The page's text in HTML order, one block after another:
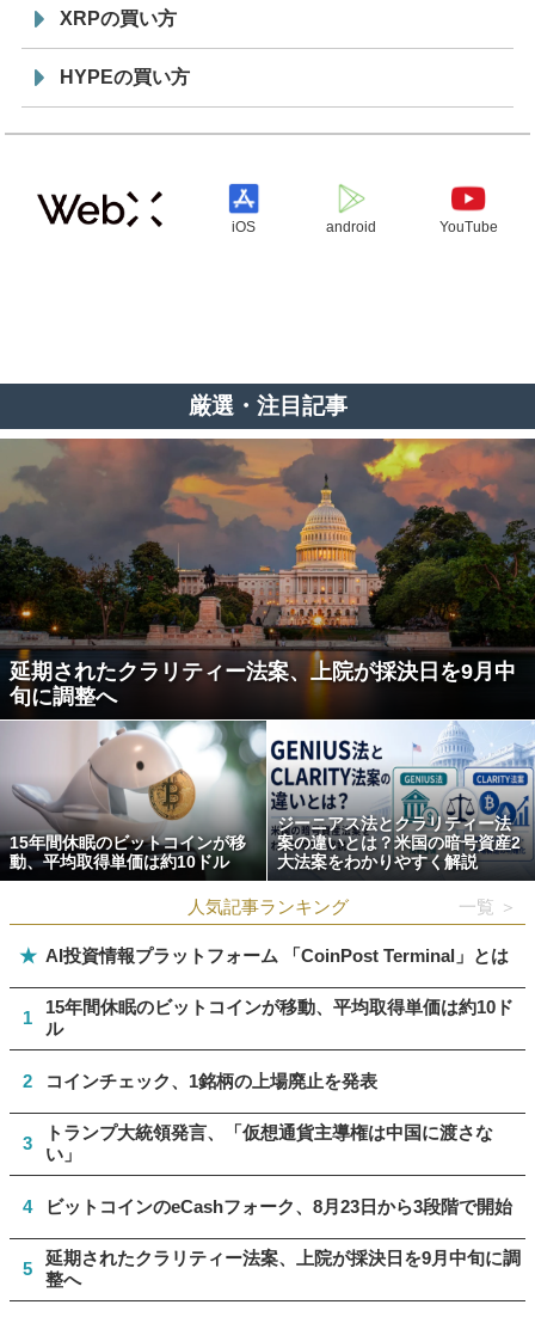
XRPの買い方
HYPEの買い方
iOS android YouTube
厳選・注目記事
延期されたクラリティー法案、上院が採決日を9月中
旬に調整へ
15年間休眠のビットコインが移
動、平均取得単価は約10ドル
ジーニアス法とクラリティー法
案の違いとは？米国の暗号資産2
大法案をわかりやすく解説
人気記事ランキング 一覧 ＞
★ AI投資情報プラットフォーム 「CoinPost Terminal」とは
1
15年間休眠のビットコインが移動、平均取得単価は約10ド
ル
2 コインチェック、1銘柄の上場廃止を発表
3
トランプ大統領発言、「仮想通貨主導権は中国に渡さな
い」
4 ビットコインのeCashフォーク、8月23日から3段階で開始
5
延期されたクラリティー法案、上院が採決日を9月中旬に調
整へ